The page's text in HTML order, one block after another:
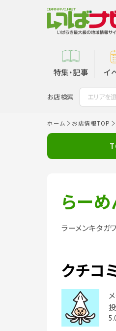
特集・記事 イ
お店検索 エリアを
ホーム お店情報TOP
らー
ラーメンキタガワ
クチコ